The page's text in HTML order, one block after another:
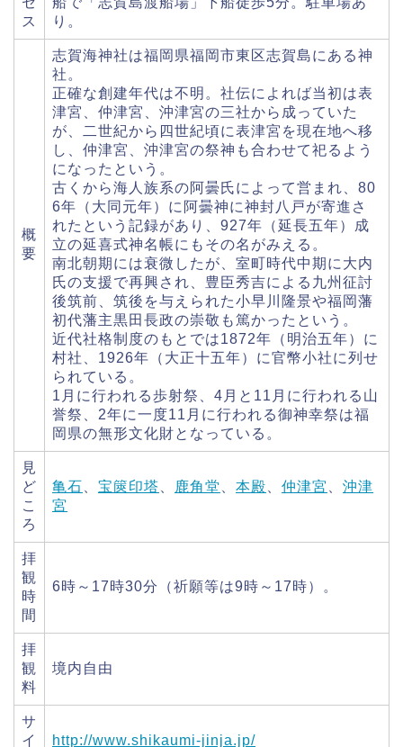
ス
り。
概
要
志賀海神社は福岡県福岡市東区志賀島にある神
社。
正確な創建年代は不明。社伝によれば当初は表
津宮、仲津宮、沖津宮の三社から成っていた
が、二世紀から四世紀頃に表津宮を現在地へ移
し、仲津宮、沖津宮の祭神も合わせて祀るよう
になったという。
古くから海人族系の阿曇氏によって営まれ、80
6年（大同元年）に阿曇神に神封八戸が寄進さ
れたという記録があり、927年（延長五年）成
立の延喜式神名帳にもその名がみえる。
南北朝期には衰微したが、室町時代中期に大内
氏の支援で再興され、豊臣秀吉による九州征討
後筑前、筑後を与えられた小早川隆景や福岡藩
初代藩主黒田長政の崇敬も篤かったという。
近代社格制度のもとでは1872年（明治五年）に
村社、1926年（大正十五年）に官幣小社に列せ
られている。
1月に行われる歩射祭、4月と11月に行われる山
誉祭、2年に一度11月に行われる御神幸祭は福
岡県の無形文化財となっている。
見
ど
こ
ろ
亀石 宝篋印塔 鹿角堂 本殿 仲津宮
沖津
宮
拝
観
時
間
6時～17時30分（祈願等は9時～17時）。
拝
観
料
境内自由
サ
イ
http://www.shikaumi-jinja.jp/